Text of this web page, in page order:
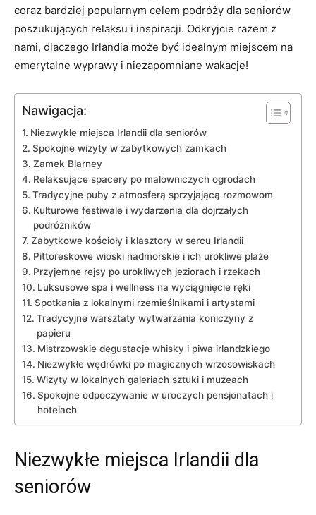
⁣coraz bardziej popularnym celem podróży dla seniorów
poszukujących relaksu i inspiracji. Odkryjcie razem z⁤
nami,​ dlaczego Irlandia może być ⁢idealnym miejscem na
emerytalne ‍wyprawy i niezapomniane wakacje!
Nawigacja:
Niezwykłe miejsca‌ Irlandii dla seniorów
Spokojne wizyty w zabytkowych zamkach
Zamek Blarney
Relaksujące spacery po malowniczych ogrodach
Tradycyjne puby z atmosferą sprzyjającą rozmowom
Kulturowe ‍festiwale i wydarzenia dla dojrzałych
⁣podróżników
Zabytkowe kościoły i klasztory w sercu Irlandii
Pittoreskowe wioski nadmorskie i ich urokliwe plaże
Przyjemne rejsy po urokliwych jeziorach i rzekach
Luksusowe spa i​ wellness ‍na wyciągnięcie ręki
Spotkania z⁤ lokalnymi rzemieślnikami i artystami
Tradycyjne warsztaty wytwarzania koniczyny z
papieru
Mistrzowskie degustacje whisky ‍i piwa irlandzkiego
Niezwykłe wędrówki po magicznych ​wrzosowiskach
Wizyty w​ lokalnych galeriach sztuki i muzeach
Spokojne odpoczywanie w uroczych pensjonatach i
hotelach
Niezwykłe miejsca‌ Irlandii dla
seniorów